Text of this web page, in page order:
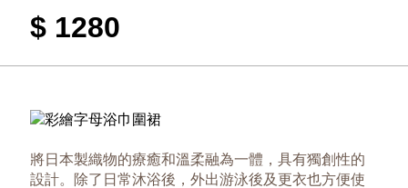
$ 1280
將日本製織物的療癒和溫柔融為一體，具有獨創性的
設計。除了日常沐浴後，外出游泳後及更衣也方便使